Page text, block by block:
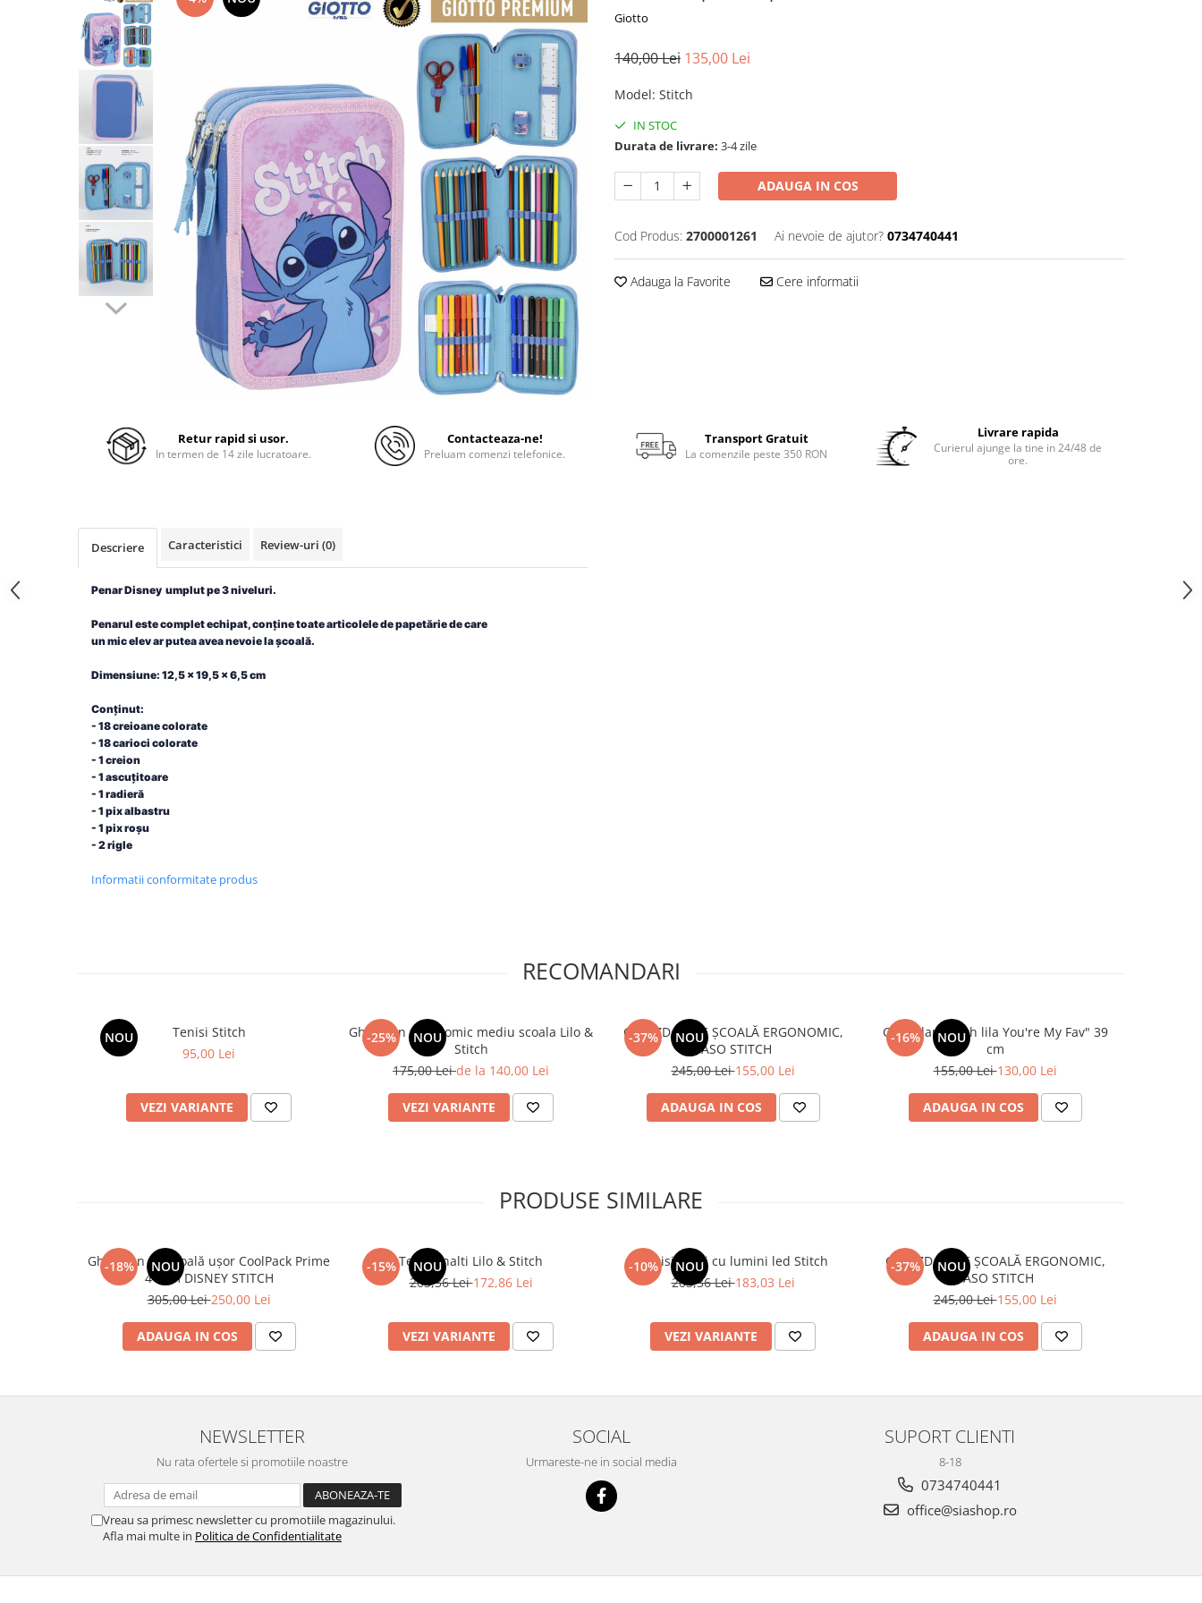
Giotto
140,00 Lei 135,00 Lei
Model: Stitch
IN STOC
Durata de livrare: 3-4 zile
ADAUGA IN COS
Cod Produs: 2700001261 Ai nevoie de ajutor? 0734740441
Adauga la Favorite Cere informatii
Retur rapid si usor.
In termen de 14 zile lucratoare.
Contacteaza-ne!
Preluam comenzi telefonice.
Transport Gratuit
La comenzile peste 350 RON
Livrare rapida
Curierul ajunge la tine in 24/48 de
ore.
Descriere Caracteristici Review-uri (0)
Penar Disney umplut pe 3 niveluri.
Penarul este complet echipat, conține toate articolele de papetărie de care
un mic elev ar putea avea nevoie la școală.
Dimensiune: 12,5 x 19,5 x 6,5 cm
Conținut:
- 18 creioane colorate
- 18 carioci colorate
- 1 creion
- 1 ascuțitoare
- 1 radieră
- 1 pix albastru
- 1 pix roșu
- 2 rigle
Informatii conformitate produs
RECOMANDARI
NOU
Tenisi Stitch
95,00 Lei
VEZI VARIANTE
-25% NOU
Ghiozdan ergonomic mediu scoala Lilo &
Stitch
175,00 Leide la 140,00 Lei
VEZI VARIANTE
-37% NOU
GHIOZDAN DE ȘCOALĂ ERGONOMIC,
PASO STITCH
245,00 Lei155,00 Lei
ADAUGA IN COS
-16% NOU
Ghiozdan Stitch lila You're My Fav" 39
cm
155,00 Lei130,00 Lei
ADAUGA IN COS
PRODUSE SIMILARE
-18% NOU
Ghiozdan de școală ușor CoolPack Prime
41 cm DISNEY STITCH
305,00 Lei250,00 Lei
ADAUGA IN COS
-15% NOU
Tenisi inalti Lilo & Stitch
203,36 Lei172,86 Lei
VEZI VARIANTE
-10% NOU
Tenisi inalti cu lumini led Stitch
203,36 Lei183,03 Lei
VEZI VARIANTE
-37% NOU
GHIOZDAN DE ȘCOALĂ ERGONOMIC,
PASO STITCH
245,00 Lei155,00 Lei
ADAUGA IN COS
NEWSLETTER
Nu rata ofertele si promotiile noastre
Vreau sa primesc newsletter cu promotiile magazinului.
Afla mai multe in Politica de Confidentialitate
SOCIAL
Urmareste-ne in social media
SUPORT CLIENTI
8-18
0734740441
office@siashop.ro